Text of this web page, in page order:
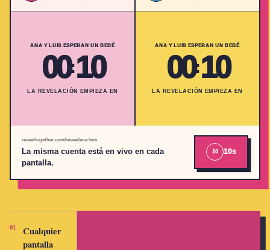
ANA Y LUIS ESPERAN UN BEBÉ
00:10
LA REVELACIÓN EMPIEZA EN
ANA Y LUIS ESPERAN UN BEBÉ
00:10
LA REVELACIÓN EMPIEZA EN
revealtogether.com/reveal/ana-luis
La misma cuenta está en vivo en cada
pantalla.
10 10s
01
Cualquier
pantalla